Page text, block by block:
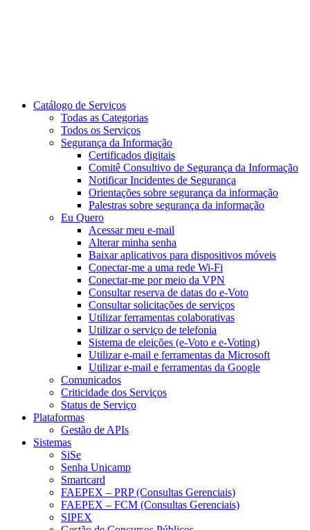
Catálogo de Serviços
Todas as Categorias
Todos os Serviços
Segurança da Informação
Certificados digitais
Comitê Consultivo de Segurança da Informação
Notificar Incidentes de Segurança
Orientações sobre segurança da informação
Palestras sobre segurança da informação
Eu Quero
Acessar meu e-mail
Alterar minha senha
Baixar aplicativos para dispositivos móveis
Conectar-me a uma rede Wi-Fi
Conectar-me por meio da VPN
Consultar reserva de datas do e-Voto
Consultar solicitações de serviços
Utilizar ferramentas colaborativas
Utilizar o serviço de telefonia
Sistema de eleições (e-Voto e e-Voting)
Utilizar e-mail e ferramentas da Microsoft
Utilizar e-mail e ferramentas da Google
Comunicados
Criticidade dos Serviços
Status de Serviço
Plataformas
Gestão de APIs
Sistemas
SiSe
Senha Unicamp
Smartcard
FAEPEX – PRP (Consultas Gerenciais)
FAEPEX – FCM (Consultas Gerenciais)
SIPEX